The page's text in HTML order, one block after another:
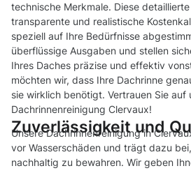
technische Merkmale. Diese
transparente und realistische
speziell auf Ihre Bedürfnisse
überflüssige Ausgaben und stellen
Ihres Daches präzise und effektiv
möchten wir, dass Ihre Dachrinne
sie wirklich benötigt. Vertrauen Sie auf
Dachrinnenreinigung Clervaux!
Zuverlässigkeit und
Unsere Dachrinnenreinigung in
vor Wasserschäden und trägt dazu
nachhaltig zu bewahren. Wir geben